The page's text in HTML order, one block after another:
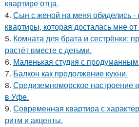
квартире отца.
4. Сын с женой на меня обиделись -
квартиры, которая досталась мне
5. Комната для брата и сестрёнки:
растёт вместе с детьми.
6. Маленькая студия с
7. Балкон как продолжение кухни.
8. Средиземноморское настроение
в Уфе.
9. Современная квартира с
ритм и акценты.